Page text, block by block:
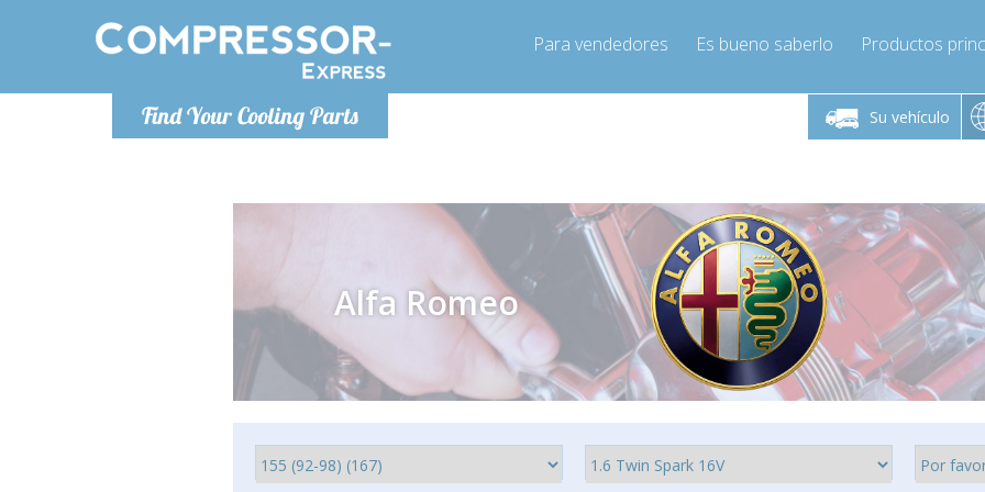
Find Your Cooling Parts
Para vendedores Es bueno saberlo Productos
Su vehículo
De lunes a viernes de 9:00 a De lunes a viernes de 9:00 a
16:00
Info@compressor-express.es
De lunes a
Alfa Romeo